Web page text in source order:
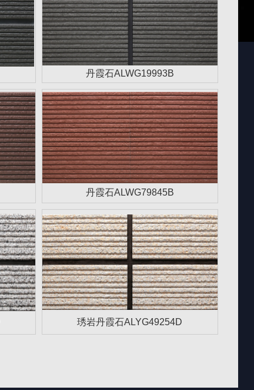
丹霞石ALWG19993B
丹霞石ALWG79845B
琇岩丹霞石ALYG49254D